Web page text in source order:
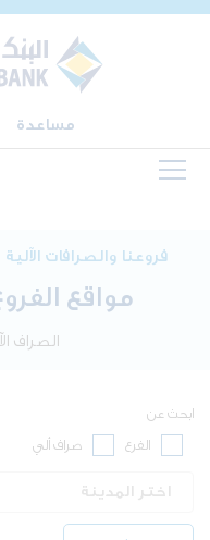
مساعدة
فروعنا والصرافات
مواقع
الصراف
ابحث عن
الفرع
صراف ألي